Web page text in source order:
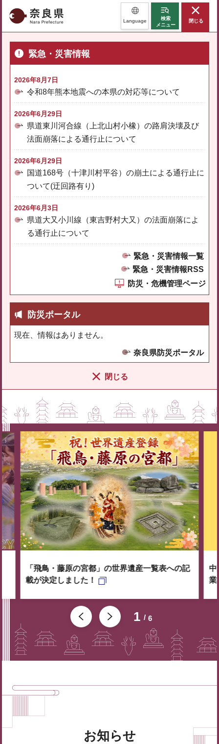
奈良県 Language
検索
メニュー
閉じる
緊急・災害情報
2026年8月7日
令和8年熊本地震への本県の対応等について
2026年6月29日
県道東川河合線（上北山村小橡）の路肩決壊及び
法面崩落による通行止について
2026年6月29日
国道168号（十津川村平谷）の崩土による通行止に
ついて(迂回路有り)
2026年6月3日
県道大又小川線（東吉野村大又）の法面崩落によ
る通行止について
緊急・災害情報一覧
緊急・災害情報RSS
防災・危機管理ページ
防災ポータル
現在、情報はありません。
奈良県防災ポータル
閉じる
1 6
「飛鳥・藤原の宮都」の世界遺産一覧表への記
載が決定しました！
中
業
お知らせ